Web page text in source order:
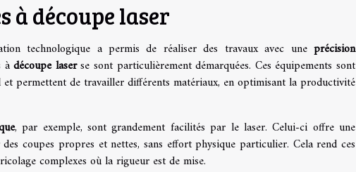
à découpe laser
technologique a permis de réaliser des travaux avec une précision
àdécoupe laserse sont particulièrement démarquées. Ces équipements sont
et permettent de travailler différents matériaux, en optimisant la productivité
, par exemple, sont grandement facilités par le laser. Celui-ci offre une
coupes propres et nettes, sans effort physique particulier. Cela rend ces
complexes où la rigueur est de mise.